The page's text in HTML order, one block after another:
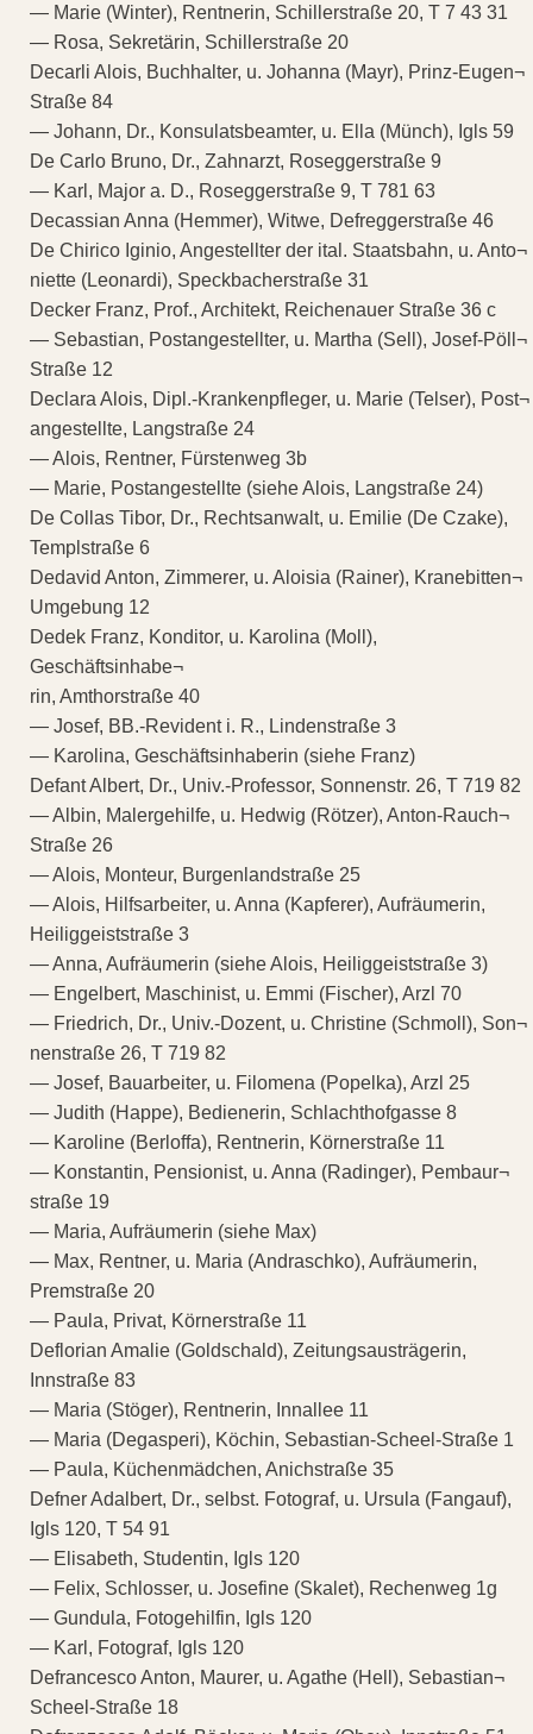
— Marie (Winter), Rentnerin, Schillerstraße 20, T 7 43 31
— Rosa, Sekretärin, Schillerstraße 20
Decarli Alois, Buchhalter, u. Johanna (Mayr), Prinz-Eugen¬
Straße 84
— Johann, Dr., Konsulatsbeamter, u. Ella (Münch), Igls 59
De Carlo Bruno, Dr., Zahnarzt, Roseggerstraße 9
— Karl, Major a. D., Roseggerstraße 9, T 781 63
Decassian Anna (Hemmer), Witwe, Defreggerstraße 46
De Chirico Iginio, Angestellter der ital. Staatsbahn, u. Anto¬
niette (Leonardi), Speckbacherstraße 31
Decker Franz, Prof., Architekt, Reichenauer Straße 36 c
— Sebastian, Postangestellter, u. Martha (Sell), Josef-Pöll¬
Straße 12
Declara Alois, Dipl.-Krankenpfleger, u. Marie (Telser), Post¬
angestellte, Langstraße 24
— Alois, Rentner, Fürstenweg 3b
— Marie, Postangestellte (siehe Alois, Langstraße 24)
De Collas Tibor, Dr., Rechtsanwalt, u. Emilie (De Czake),
Templstraße 6
Dedavid Anton, Zimmerer, u. Aloisia (Rainer), Kranebitten¬
Umgebung 12
Dedek Franz, Konditor, u. Karolina (Moll),
Geschäftsinhabe¬
rin, Amthorstraße 40
— Josef, BB.-Revident i. R., Lindenstraße 3
— Karolina, Geschäftsinhaberin (siehe Franz)
Defant Albert, Dr., Univ.-Professor, Sonnenstr. 26, T 719 82
— Albin, Malergehilfe, u. Hedwig (Rötzer), Anton-Rauch¬
Straße 26
— Alois, Monteur, Burgenlandstraße 25
— Alois, Hilfsarbeiter, u. Anna (Kapferer), Aufräumerin,
Heiliggeiststraße 3
— Anna, Aufräumerin (siehe Alois, Heiliggeiststraße 3)
— Engelbert, Maschinist, u. Emmi (Fischer), Arzl 70
— Friedrich, Dr., Univ.-Dozent, u. Christine (Schmoll), Son¬
nenstraße 26, T 719 82
— Josef, Bauarbeiter, u. Filomena (Popelka), Arzl 25
— Judith (Happe), Bedienerin, Schlachthofgasse 8
— Karoline (Berloffa), Rentnerin, Körnerstraße 11
— Konstantin, Pensionist, u. Anna (Radinger), Pembaur¬
straße 19
— Maria, Aufräumerin (siehe Max)
— Max, Rentner, u. Maria (Andraschko), Aufräumerin,
Premstraße 20
— Paula, Privat, Körnerstraße 11
Deflorian Amalie (Goldschald), Zeitungsausträgerin,
Innstraße 83
— Maria (Stöger), Rentnerin, Innallee 11
— Maria (Degasperi), Köchin, Sebastian-Scheel-Straße 1
— Paula, Küchenmädchen, Anichstraße 35
Defner Adalbert, Dr., selbst. Fotograf, u. Ursula (Fangauf),
Igls 120, T 54 91
— Elisabeth, Studentin, Igls 120
— Felix, Schlosser, u. Josefine (Skalet), Rechenweg 1g
— Gundula, Fotogehilfin, Igls 120
— Karl, Fotograf, Igls 120
Defrancesco Anton, Maurer, u. Agathe (Hell), Sebastian¬
Scheel-Straße 18